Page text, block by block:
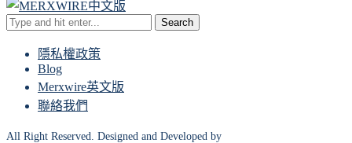
Search
隱私權政策
Blog
Merxwire英文版
聯絡我們
All Right Reserved. Designed and Developed by